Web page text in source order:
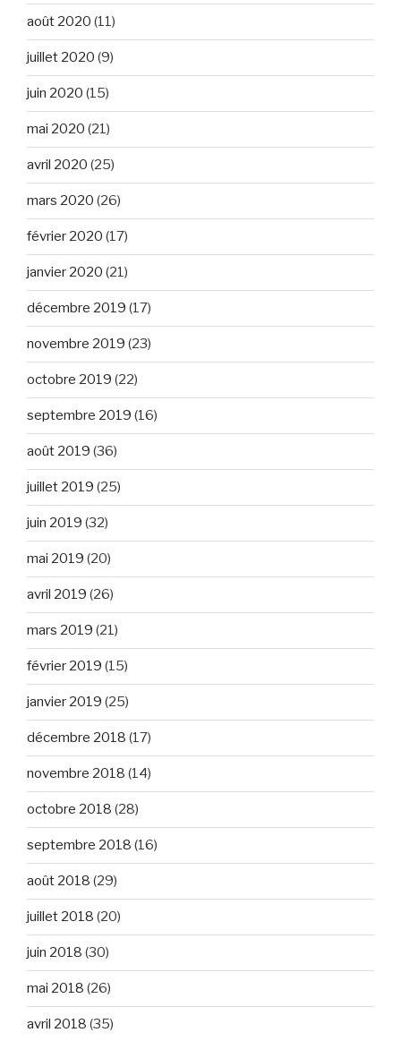
août 2020 (11)
juillet 2020 (9)
juin 2020 (15)
mai 2020 (21)
avril 2020 (25)
mars 2020 (26)
février 2020 (17)
janvier 2020 (21)
décembre 2019 (17)
novembre 2019 (23)
octobre 2019 (22)
septembre 2019 (16)
août 2019 (36)
juillet 2019 (25)
juin 2019 (32)
mai 2019 (20)
avril 2019 (26)
mars 2019 (21)
février 2019 (15)
janvier 2019 (25)
décembre 2018 (17)
novembre 2018 (14)
octobre 2018 (28)
septembre 2018 (16)
août 2018 (29)
juillet 2018 (20)
juin 2018 (30)
mai 2018 (26)
avril 2018 (35)